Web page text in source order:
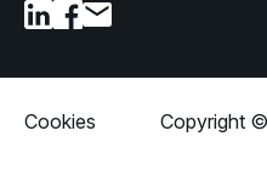
Cookies Copyright